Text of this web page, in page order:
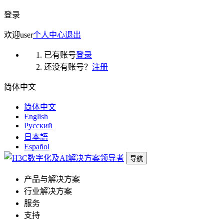
登录
欢迎user个人中心退出
已有账号登录
还没有账号？ 注册
简体中文
简体中文
English
Русский
日本語
Español
导航
产品与解决方案
行业解决方案
服务
支持